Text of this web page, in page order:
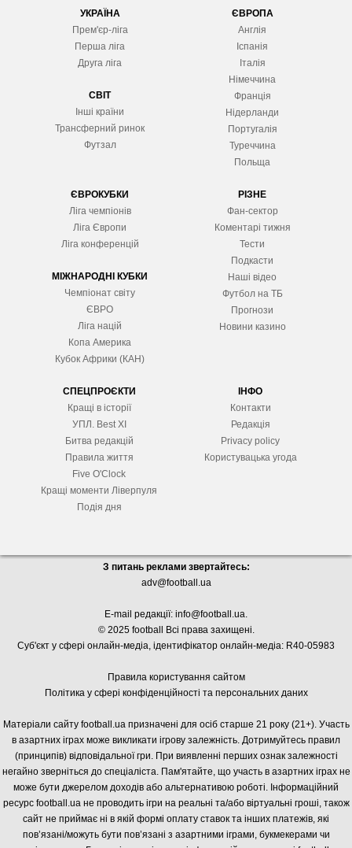
УКРАЇНА
Прем'єр-ліга
Перша ліга
Друга ліга
СВІТ
Інші країни
Трансферний ринок
Футзал
ЄВРОПА
Англія
Іспанія
Італія
Німеччина
Франція
Нідерланди
Португалія
Туреччина
Польща
ЄВРОКУБКИ
Ліга чемпіонів
Ліга Європи
Ліга конференцій
МІЖНАРОДНІ КУБКИ
Чемпіонат світу
ЄВРО
Ліга націй
Копа Америка
Кубок Африки (КАН)
РІЗНЕ
Фан-сектор
Коментарі тижня
Тести
Подкасти
Наші відео
Футбол на ТБ
Прогнози
Новини казино
СПЕЦПРОЄКТИ
Кращі в історії
УПЛ. Best XІ
Битва редакцій
Правила життя
Five O'Clock
Кращі моменти Ліверпуля
Подія дня
ІНФО
Контакти
Редакція
Privacy policy
Користувацька угода
З питань реклами звертайтесь:
adv@football.ua
E-mail редакції: info@football.ua.
© 2025 football Всі права захищені.
Суб'єкт у сфері онлайн-медіа, ідентифікатор онлайн-медіа: R40-05983
Правила користування сайтом
Політика у сфері конфіденційності та персональних даних
Матеріали сайту football.ua призначені для осіб старше 21 року (21+). Участь
в азартних іграх може викликати ігрову залежність. Дотримуйтесь правил
(принципів) відповідальної гри. При виявленні перших ознак залежності
негайно зверніться до спеціаліста. Пам'ятайте, що участь в азартних іграх не
може бути джерелом доходів або альтернативою роботі. Інформаційний
ресурс football.ua не проводить ігри на реальні та/або віртуальні гроші, також
сайт не приймає ні в якій формі оплату ставок та інших платежів, які
пов’язані/можуть бути пов’язані з азартними іграми, букмекерами чи